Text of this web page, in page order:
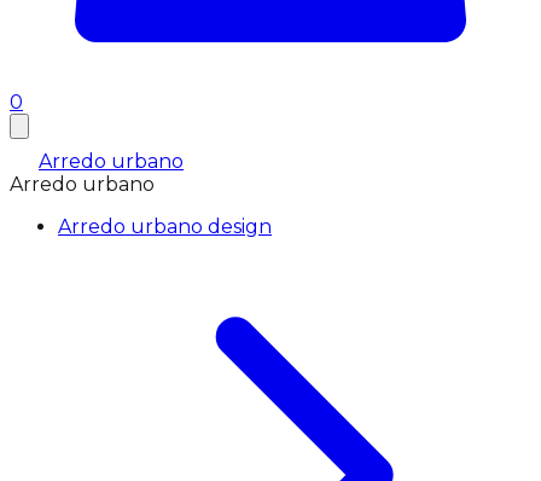
0
Arredo urbano
Arredo urbano
Arredo urbano design